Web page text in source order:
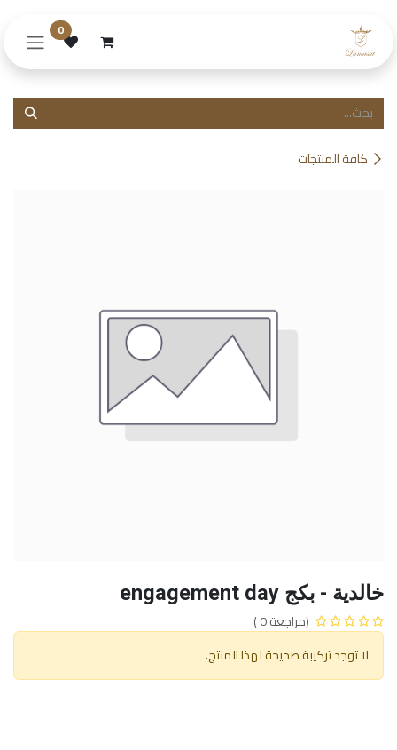
0
كافة المنتجات
خالدية - بكج engagement day
(مراجعة 0 )
لا توجد تركيبة صحيحة لهذا المنتج.